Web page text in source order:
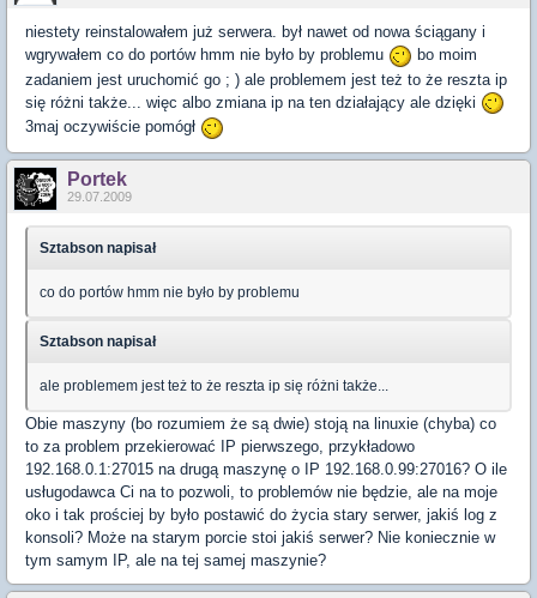
niestety reinstalowałem już serwera. był nawet od nowa ściągany i
wgrywałem co do portów hmm nie było by problemu
bo moim
zadaniem jest uruchomić go ; ) ale problemem jest też to że reszta ip
się różni także... więc albo zmiana ip na ten działający ale dzięki
3maj oczywiście pomógł
Portek
29.07.2009
Sztabson napisał
co do portów hmm nie było by problemu
Sztabson napisał
ale problemem jest też to że reszta ip się różni także...
Obie maszyny (bo rozumiem że są dwie) stoją na linuxie (chyba) co
to za problem przekierować IP pierwszego, przykładowo
192.168.0.1:27015 na drugą maszynę o IP 192.168.0.99:27016? O ile
usługodawca Ci na to pozwoli, to problemów nie będzie, ale na moje
oko i tak prościej by było postawić do życia stary serwer, jakiś log z
konsoli? Może na starym porcie stoi jakiś serwer? Nie koniecznie w
tym samym IP, ale na tej samej maszynie?